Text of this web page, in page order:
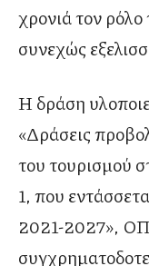
χρονιά τον
συνεχώς
Η δράση
«Δράσεις
του τουρισμού
1, που
2021-2027»,